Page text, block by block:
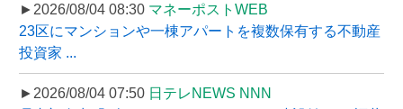
►2026/08/04 08:30 マネーポストWEB
23区にマンションや一棟アパートを複数保有する不動産
投資家 ...
►2026/08/04 07:50 日テレNEWS NNN